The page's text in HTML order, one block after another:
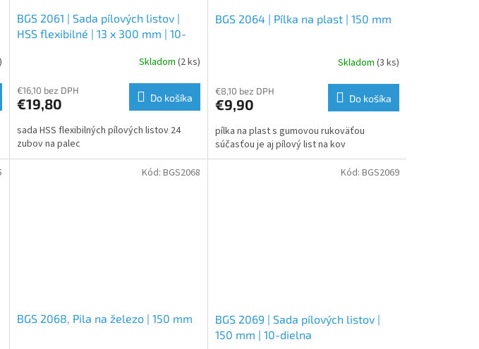
BGS 2061 | Sada pílových listov |
HSS flexibilné | 13 x 300 mm | 10-
Skladom (2 ks)
€16,10 bez DPH
€19,80 Do košíka
sada HSS flexibilných pílových listov 24
zubov na palec
BGS 2064 | Pílka na plast | 150 mm
Skladom (3 ks)
€8,10 bez DPH
€9,90 Do košíka
pílka na plast s gumovou rukoväťou
súčasťou je aj pílový list na kov
BGS 2068, Pila na železo | 150 mm
Kód: BGS2068
BGS 2069 | Sada pílových listov |
150 mm | 10-dielna
Kód: BGS2069